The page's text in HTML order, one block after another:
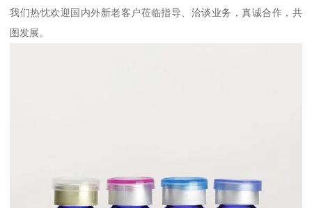
我们热忱欢迎国内外新老客户莅临指导、洽谈业务，真诚合作，共
图发展。